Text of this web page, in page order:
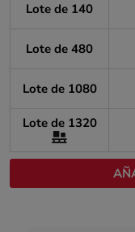
Lote de 140
Lote de 480
Lote de 1080
Lote de 1320